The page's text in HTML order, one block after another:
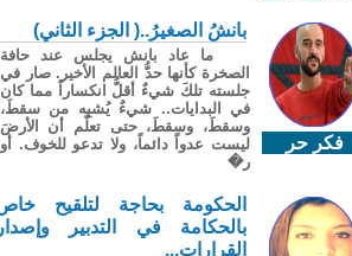
فكر حر
بانشُ الصغيرُ..( الجزء الثاني)
ما عاد بانش يجلس عند حافة
الصخرة كأنها حدُّ العالم الأخير. صار في
جلسته تلكَ شيءٌ أقلُّ انكساراً مما كان
في البدايات.. شيءٌ يُشبِه من سقطَ،
وسقطَ، وسقطَ، حتى تعلّم أن الأرضَ
ليست عدواً دائماً، ولا تدعو للخوف. أو
ر�
الحكومة بحاجة لتلقيح خاص
بالحكامة في التدبير وإصدار
القرارات...